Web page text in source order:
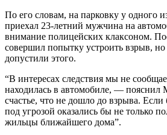
По его словам, на парковку у одного
приехал 23-летний мужчина на
внимание полицейских клаксоном.
совершил попытку устроить взрыв,
допустили этого.
“В интересах следствия мы не
находилась в автомобиле, —
счастье, что не дошло до взрыва.
под угрозой оказались бы не только
жильцы ближайшего дома”.